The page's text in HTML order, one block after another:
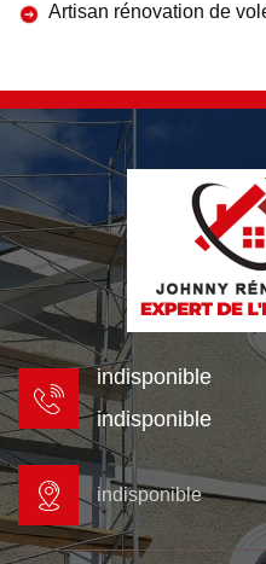
Artisan rénovation de
indisponible
indisponible
indisponible